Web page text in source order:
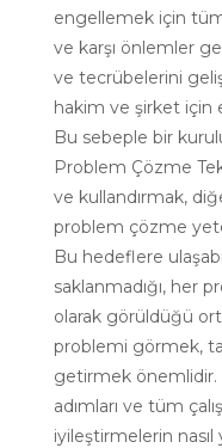
engellemek için
ve karşı önlemler
ve tecrübelerini
hakim ve şirket için
Bu sebeple bir
Problem Çözme
ve kullandırmak,
problem çözme
Bu hedeflere
saklanmadığı, her
olarak görüldüğü
problemi görmek,
getirmek
adımları ve tüm
iyileştirmelerin nasıl